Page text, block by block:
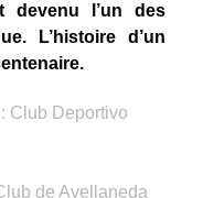
l’un des
L’histoire d’un
Club Deportivo
de Avellaneda